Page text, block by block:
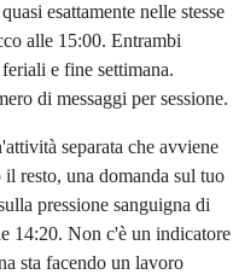
esattamente nelle stesse
alle 15:00. Entrambi
e fine settimana.
di messaggi per sessione.
separata che avviene
resto, una domanda sul tuo
pressione sanguigna di
14:20. Non c'è un indicatore
sta facendo un lavoro